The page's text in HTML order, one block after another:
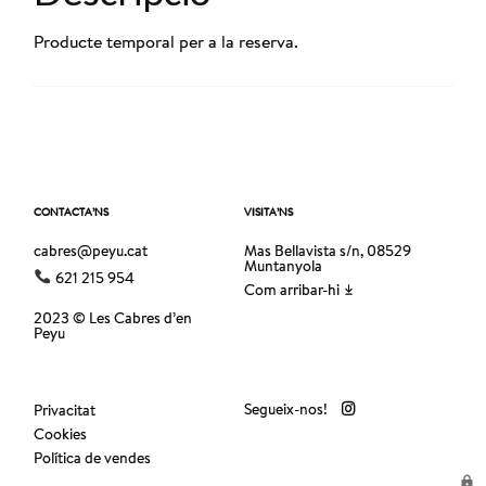
Producte temporal per a la reserva.
CONTACTA’NS
cabres@peyu.cat
621 215 954
2023 © Les Cabres d’en
Peyu
VISITA’NS
Mas Bellavista s/n, 08529
Muntanyola
Com arribar-hi
Privacitat
Cookies
Política de vendes
Segueix-nos!
lock